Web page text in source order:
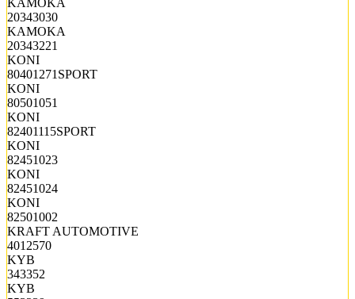
20343030
KAMOKA
20343221
KONI
80401271SPORT
KONI
80501051
KONI
82401115SPORT
KONI
82451023
KONI
82451024
KONI
82501002
KRAFT AUTOMOTIVE
4012570
KYB
343352
KYB